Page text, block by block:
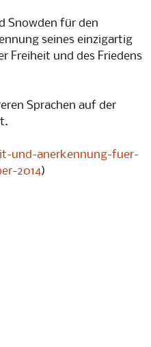
Snowden für den
seines einzigartig
Freiheit und des Friedens
Sprachen auf der
und-anerkennung-fuer-
2014)